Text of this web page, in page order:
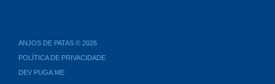
ANJOS DE PATAS © 2026
POLÍTICA DE PRIVACIDADE
DEV PUGA.ME